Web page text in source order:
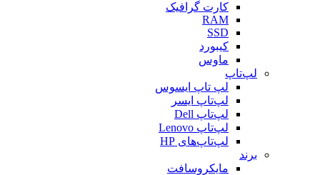
کارت گرافیک
RAM
SSD
کیبورد
ماوس
لپ‌تاپ
لپ تاپ ایسوس
لپ‌تاپ ایسر
لپ‌تاپ Dell
لپ‌تاپ Lenovo
لپ‌تاپ‌های HP
برند
مایکروسافت